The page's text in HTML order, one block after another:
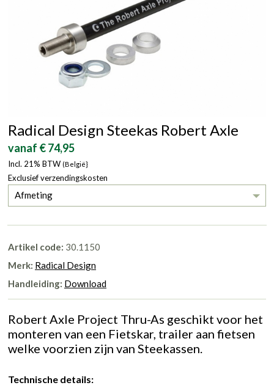
Radical Design Steekas Robert Axle
vanaf € 74,95
Incl. 21% BTW (België}
Exclusief verzendingskosten
Afmeting
Artikel code: 30.1150
Merk: Radical Design
Handleiding: Download
Robert Axle Project Thru-As geschikt voor het
monteren van een Fietskar, trailer aan fietsen
welke voorzien zijn van Steekassen.
Technische details: